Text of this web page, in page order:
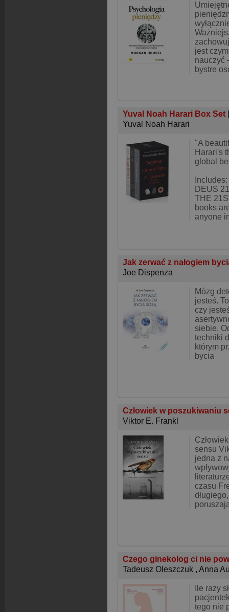
jest
nauczyć
bystre
Yuval Noah Harari Box Set
Yuval Noah Harari
"A
Harari's
global
DEUS
THE
books
anyone
Jak zerwać z nałogiem
Joe Dispenza
Mózg
jesteś.
czy
siebie.
techniki
którym
bycia
Człowiek w poszukiwaniu
Viktor E. Frankl
sensu
jedna z
czasu
Czego ginekolog ci nie
Tadeusz Oleszczuk , Anna
Ile razy
tego nie